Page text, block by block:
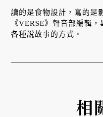
讀的是食物設計，寫的是
《VERSE》聲音部編輯
各種說故事的方式。
相